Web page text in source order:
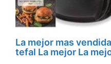
La mejor mas
tefal La mejor La